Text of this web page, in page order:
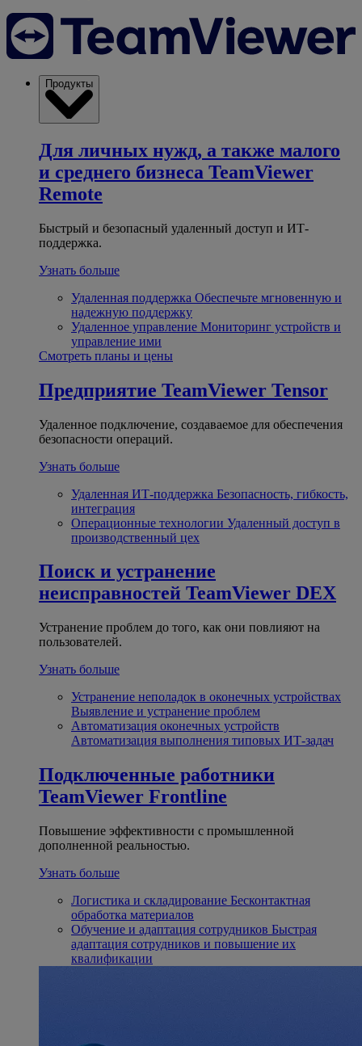
Продукты
Для личных нужд, а также малого
и среднего бизнеса TeamViewer
Remote
Быстрый и безопасный удаленный доступ и ИТ-
поддержка.
Узнать больше
Удаленная поддержка Обеспечьте мгновенную и
надежную поддержку
Удаленное управление Мониторинг устройств и
управление ими
Смотреть планы и цены
Предприятие TeamViewer Tensor
Удаленное подключение, создаваемое для обеспечения
безопасности операций.
Узнать больше
Удаленная ИТ-поддержка Безопасность, гибкость,
интеграция
Операционные технологии Удаленный доступ в
производственный цех
Поиск и устранение
неисправностей TeamViewer DEX
Устранение проблем до того, как они повлияют на
пользователей.
Узнать больше
Устранение неполадок в оконечных устройствах
Выявление и устранение проблем
Автоматизация оконечных устройств
Автоматизация выполнения типовых ИТ-задач
Подключенные работники
TeamViewer Frontline
Повышение эффективности с промышленной
дополненной реальностью.
Узнать больше
Логистика и складирование Бесконтактная
обработка материалов
Обучение и адаптация сотрудников Быстрая
адаптация сотрудников и повышение их
квалификации